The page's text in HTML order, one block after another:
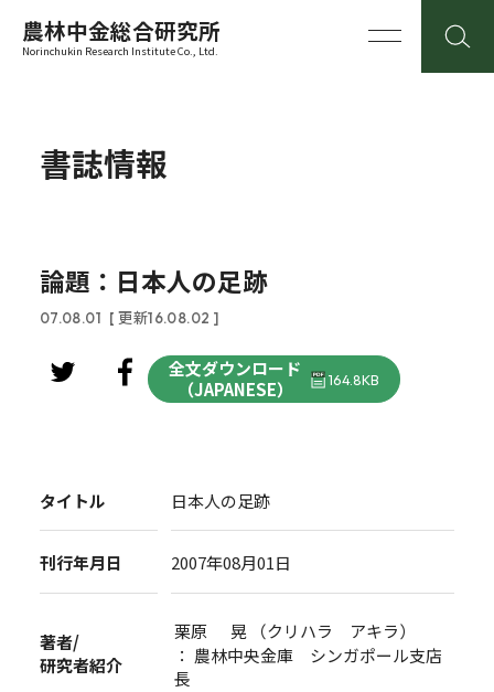
農林中金総合研究所
Norinchukin Research Institute Co., Ltd.
書誌情報
論題：日本人の足跡
07.08.01 [ 更新16.08.02 ]
全文ダウンロード
（JAPANESE）
164.8KB
タイトル 日本人の足跡
刊行年月日 2007年08月01日
著者/
研究者紹介
栗原 晃 （クリハラ アキラ）
： 農林中央金庫 シンガポール支店
長